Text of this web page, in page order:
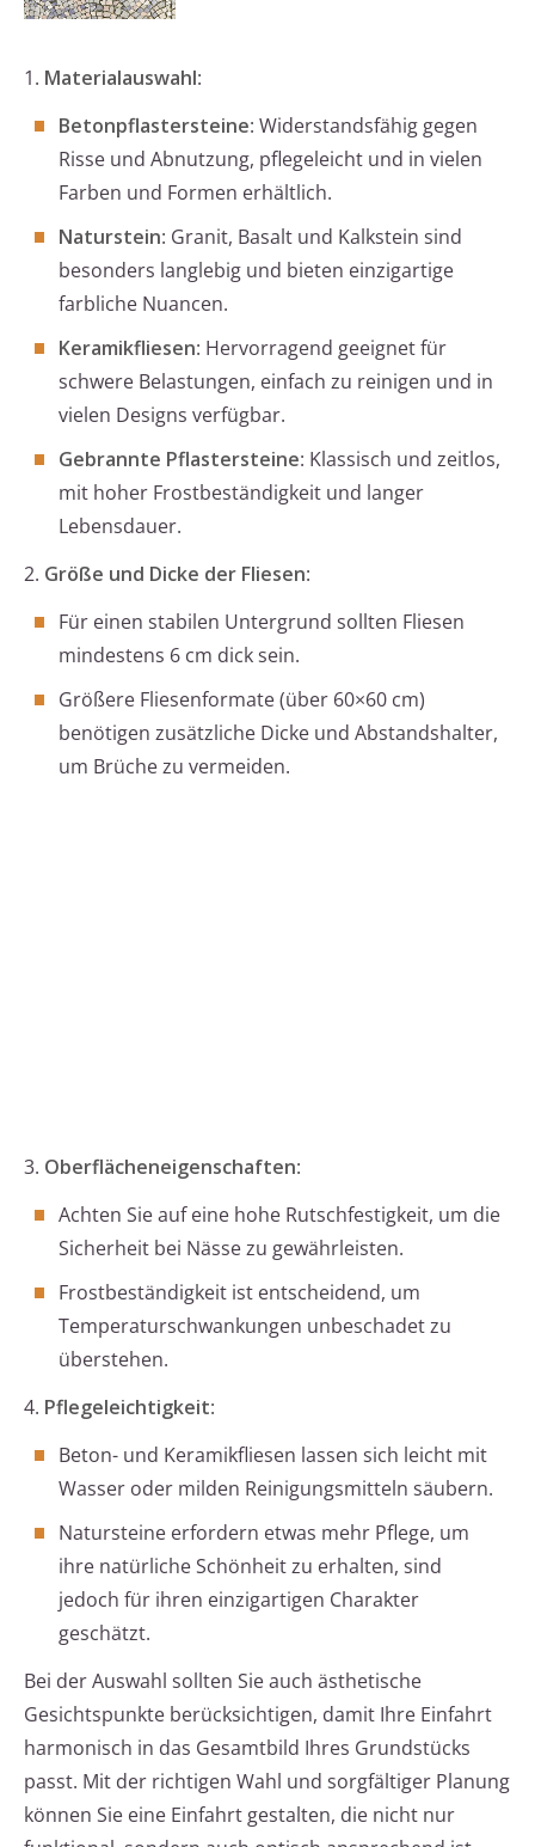
1. Materialauswahl:
Betonpflastersteine: Widerstandsfähig gegen
Risse und Abnutzung, pflegeleicht und in vielen
Farben und Formen erhältlich.
Naturstein: Granit, Basalt und Kalkstein sind
besonders langlebig und bieten einzigartige
farbliche Nuancen.
Keramikfliesen: Hervorragend geeignet für
schwere Belastungen, einfach zu reinigen und in
vielen Designs verfügbar.
Gebrannte Pflastersteine: Klassisch und zeitlos,
mit hoher Frostbeständigkeit und langer
Lebensdauer.
2. Größe und Dicke der Fliesen:
Für einen stabilen Untergrund sollten Fliesen
mindestens 6 cm dick sein.
Größere Fliesenformate (über 60×60 cm)
benötigen zusätzliche Dicke und Abstandshalter,
um Brüche zu vermeiden.
3. Oberflächeneigenschaften:
Achten Sie auf eine hohe Rutschfestigkeit, um die
Sicherheit bei Nässe zu gewährleisten.
Frostbeständigkeit ist entscheidend, um
Temperaturschwankungen unbeschadet zu
überstehen.
4. Pflegeleichtigkeit:
Beton- und Keramikfliesen lassen sich leicht mit
Wasser oder milden Reinigungsmitteln säubern.
Natursteine erfordern etwas mehr Pflege, um
ihre natürliche Schönheit zu erhalten, sind
jedoch für ihren einzigartigen Charakter
geschätzt.
Bei der Auswahl sollten Sie auch ästhetische
Gesichtspunkte berücksichtigen, damit Ihre Einfahrt
harmonisch in das Gesamtbild Ihres Grundstücks
passt. Mit der richtigen Wahl und sorgfältiger Planung
können Sie eine Einfahrt gestalten, die nicht nur